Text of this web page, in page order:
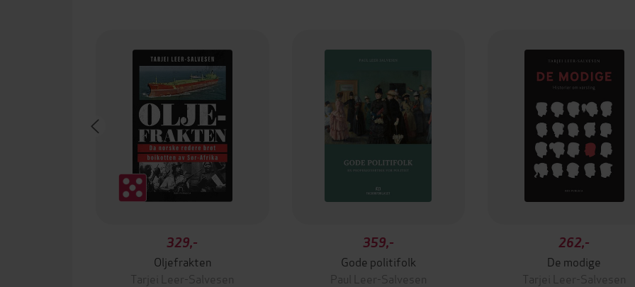
329,-
Oljefrakten
Tarjei Leer-Salvesen
359,-
Gode politifolk
Paul Leer-Salvesen
262,-
De modige
Tarjei Leer-Salvesen